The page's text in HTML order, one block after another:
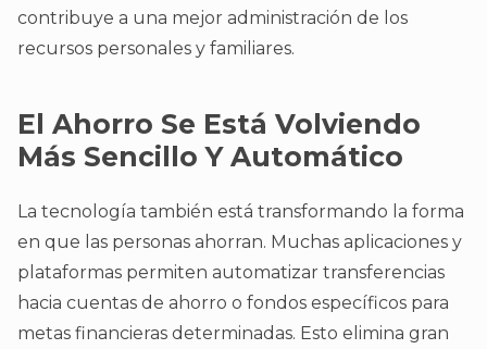
contribuye a una mejor administración de los
recursos personales y familiares.
El Ahorro Se Está Volviendo
Más Sencillo Y Automático
La tecnología también está transformando la forma
en que las personas ahorran. Muchas aplicaciones y
plataformas permiten automatizar transferencias
hacia cuentas de ahorro o fondos específicos para
metas financieras determinadas. Esto elimina gran